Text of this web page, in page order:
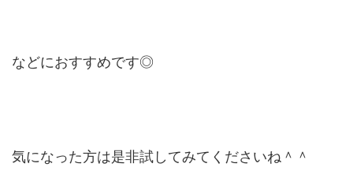
などにおすすめです◎
気になった方は是非試してみてくださいね＾＾